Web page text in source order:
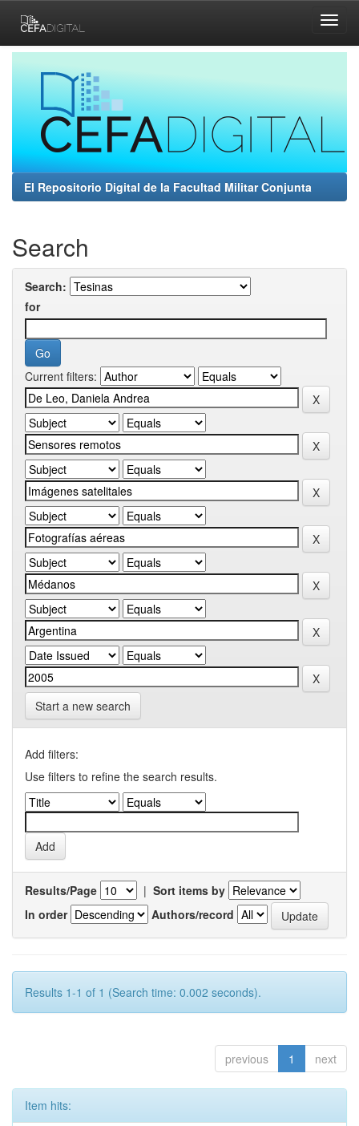
navigation
El Repositorio Digital de la Facultad Militar Conjunta
Search
Search:
for
Current filters:
Start a new search
Add filters:
Use filters to refine the search results.
Results/Page | Sort items by
In order
Authors/record
Results 1-1 of 1 (Search time: 0.002 seconds).
previous 1 next
Item hits: